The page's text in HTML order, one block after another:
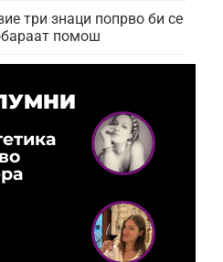
три знаци попрво би се
помош